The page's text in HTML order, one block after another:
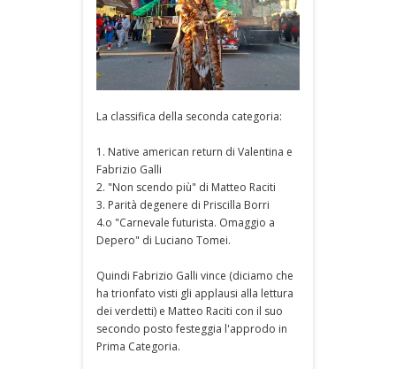
La classifica della seconda categoria:
1. Native american return di Valentina e
Fabrizio Galli
2. "Non scendo più" di Matteo Raciti
3. Parità degenere di Priscilla Borri
4.o "Carnevale futurista. Omaggio a
Depero" di Luciano Tomei.
Quindi Fabrizio Galli vince (diciamo che
ha trionfato visti gli applausi alla lettura
dei verdetti) e Matteo Raciti con il suo
secondo posto festeggia l'approdo in
Prima Categoria.